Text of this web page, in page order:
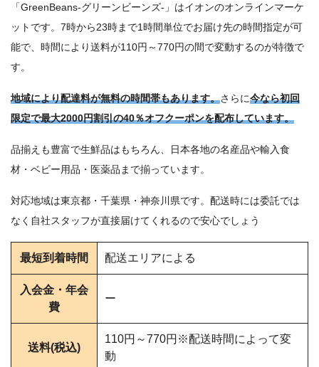
「GreenBeans-グリーンビーンズ-」はイオンのオンラインマーケ
ットです。7時から23時まで1時間単位でお届け先の時間指定が可
能で、時間により送料が110円～770円の間で変動するのが特徴で
す。
地域により配達料が無料の時間帯もあります。さらに今なら初回
限定で最大2000円割引の40％オフクーポンを配布しています。
品揃えも豊富で生鮮品はもちろん、日本各地の名産品や輸入食
材・ベビー用品・医薬品まで揃っています。
対応地域は東京都・千葉県・神奈川県です。配送時には委託では
なく自社スタッフが直接届けてくれるので安心でしょう
最短到着時間 配送エリアによる
入会金・年会
費
ー
送料(税込)
110円～770円※配送時間によって変
動